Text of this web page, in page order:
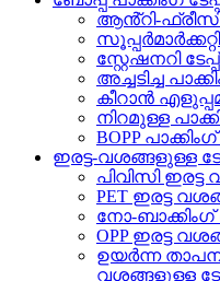
ആൻ്റി-
സ്റ്റേഷനറി ടേപ്പ്
അച്ചടിച്ച
കീറാൻ
നിറമുള്ള
BOPP പാക്കിംഗ്
ഇരട്ട-വശങ്ങളുള്ള
പിവിസി ഇരട്ട
PET ഇരട്ട
നോ-
OPP ഇരട്ട
ഉയർന്ന
വശങ്ങളുള്ള